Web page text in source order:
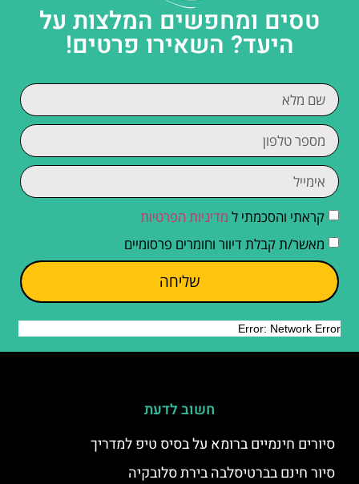
טסים ומחפשים המלצות על
היעד? השאירו פרטים!
קראתי והסכמתי ל מדיניות הפרטיות
מאשר/ת קבלת דיוור וחומרים פרסומיים
שליחה
חשוב לדעת
סיורים חינמיים ברומא על בסיס טיפ למדריך
סיור חינם בברטיסלבה בירת סלובקיה